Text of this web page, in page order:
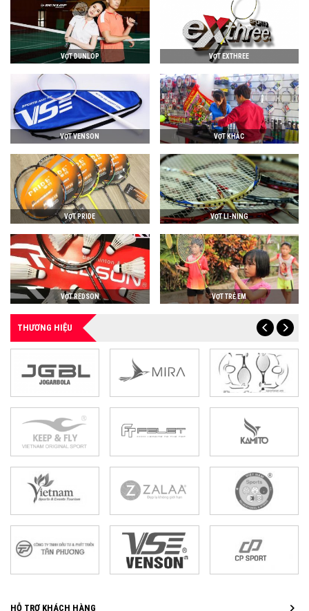
VỢT DUNLOP VỢT EXTHREE
VỢT VENSON VỢT KHÁC
VỢT PRIDE VỢT LI-NING
VỢT REDSON VỢT TRẺ EM
THƯƠNG HIỆU
HỖ TRỢ KHÁCH HÀNG